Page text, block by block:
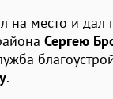
на место и дал
Сергею
.